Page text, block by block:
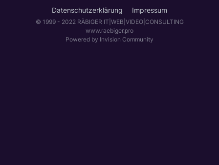
Datenschutzerklärung Impressum
© 1999 - 2022 RÄBIGER IT|WEB|VIDEO|CONSULTING
www.raebiger.pro
Powered by Invision Community